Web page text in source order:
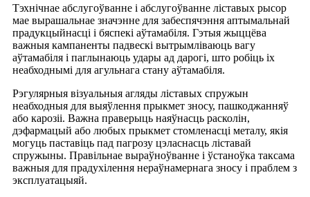
Тэхнічнае абслугоўванне і абслугоўванне ліставых рысор
мае вырашальнае значэнне для забеспячэння аптымальнай
прадукцыйнасці і бяспекі аўтамабіля. Гэтыя жыццёва
важныя кампаненты падвескі вытрымліваюць вагу
аўтамабіля і паглынаюць удары ад дарогі, што робіць іх
неабходнымі для агульнага стану аўтамабіля.
Рэгулярныя візуальныя агляды ліставых спружын
неабходныя для выяўлення прыкмет зносу, пашкоджанняў
або карозіі. Важна праверыць наяўнасць расколін,
дэфармацый або любых прыкмет стомленасці металу, якія
могуць паставіць пад пагрозу цэласнасць ліставай
спружыны. Правільнае выраўноўванне і ўстаноўка таксама
важныя для прадухілення нераўнамернага зносу і праблем з
эксплуатацыяй.